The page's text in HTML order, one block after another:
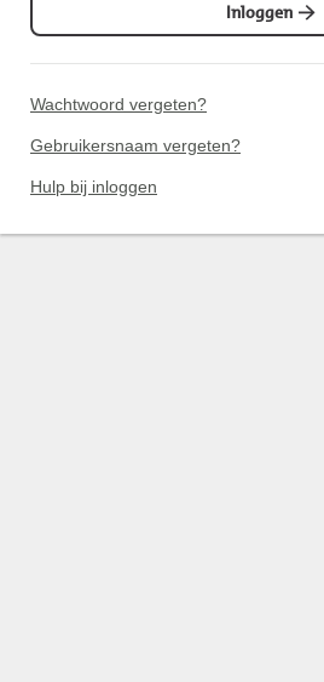
Inloggen
Wachtwoord vergeten?
Gebruikersnaam vergeten?
Hulp bij inloggen